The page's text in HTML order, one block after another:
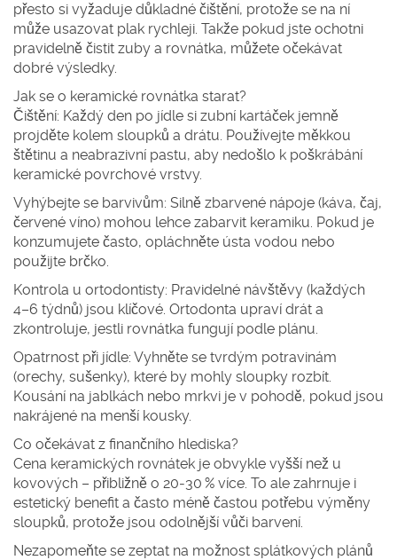
přesto si vyžaduje důkladné čištění, protože se na ní
může usazovat plak rychleji. Takže pokud jste ochotni
pravidelně čistit zuby a rovnátka, můžete očekávat
dobré výsledky.
Jak se o keramické rovnátka starat?
Čištění: Každý den po jídle si zubní kartáček jemně
projděte kolem sloupků a drátu. Používejte měkkou
štětinu a neabrazivní pastu, aby nedošlo k poškrábání
keramické povrchové vrstvy.
Vyhýbejte se barvivům: Silně zbarvené nápoje (káva, čaj,
červené víno) mohou lehce zabarvit keramiku. Pokud je
konzumujete často, opláchněte ústa vodou nebo
použijte brčko.
Kontrola u ortodontisty: Pravidelné návštěvy (každých
4–6 týdnů) jsou klíčové. Ortodonta upraví drát a
zkontroluje, jestli rovnátka fungují podle plánu.
Opatrnost při jídle: Vyhněte se tvrdým potravinám
(orechy, sušenky), které by mohly sloupky rozbít.
Kousání na jablkách nebo mrkvi je v pohodě, pokud jsou
nakrájené na menší kousky.
Co očekávat z finančního hlediska?
Cena keramických rovnátek je obvykle vyšší než u
kovových – přibližně o 20‑30 % více. To ale zahrnuje i
estetický benefit a často méně častou potřebu výměny
sloupků, protože jsou odolnější vůči barvení.
Nezapomeňte se zeptat na možnost splátkových plánů